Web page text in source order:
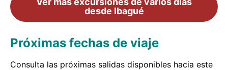
desde Ibagué
Próximas fechas de viaje
Consulta las próximas salidas disponibles hacia este